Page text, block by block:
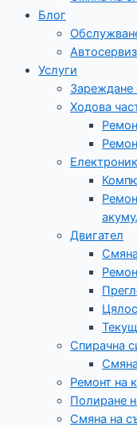
Блог
Услуги
Зареждане
Ходова
Двигател
Спирачна
Ремонт на
Полиране
Смяна на